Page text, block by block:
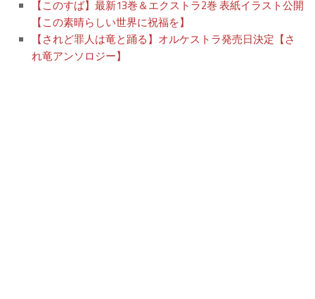
【このすば】最新13巻＆エクストラ2巻 表紙イラスト公開
【この素晴らしい世界に祝福を】
【されど罪人は竜と踊る】オルケストラ発売日決定【さ
れ竜アンソロジー】